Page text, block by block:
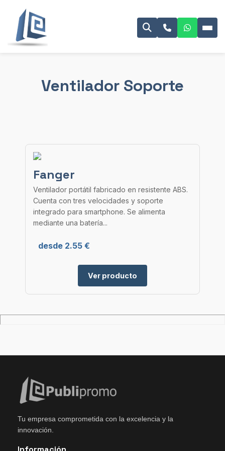
Ventilador Soporte
Fanger
Ventilador portátil fabricado en resistente ABS.
Cuenta con tres velocidades y soporte
integrado para smartphone. Se alimenta
mediante una batería...
desde 2.55 €
Ver producto
Tu empresa comprometida con la excelencia y la
innovación.